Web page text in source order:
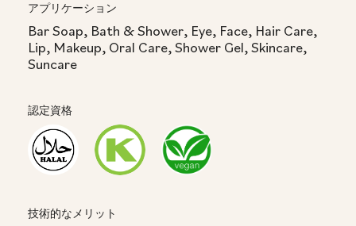
アプリケーション
Bar Soap, Bath & Shower, Eye, Face, Hair Care,
Lip, Makeup, Oral Care, Shower Gel, Skincare,
Suncare
認定資格
技術的なメリット